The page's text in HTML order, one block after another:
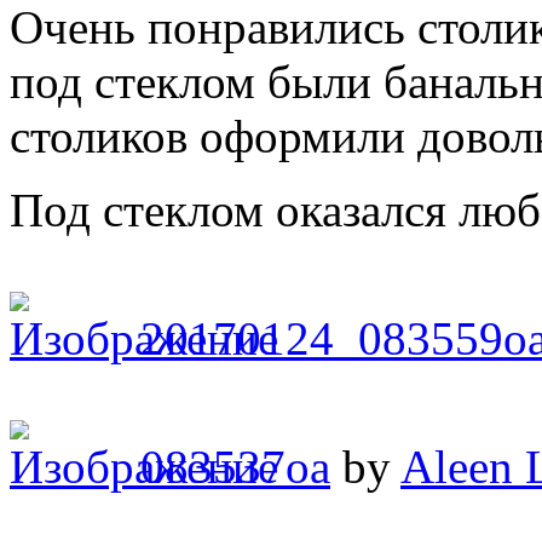
Очень понравились
под стеклом были
столиков оформили
Под стеклом оказался
083537oa by Aleen